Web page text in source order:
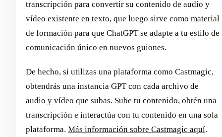
transcripción para convertir su contenido de audio y
vídeo existente en texto, que luego sirve como material
de formación para que ChatGPT se adapte a tu estilo de
comunicación único en nuevos guiones.
De hecho, si utilizas una plataforma como Castmagic,
obtendrás una instancia GPT con cada archivo de
audio y vídeo que subas. Sube tu contenido, obtén una
transcripción e interactúa con tu contenido en una sola
plataforma. Más información sobre Castmagic aquí.